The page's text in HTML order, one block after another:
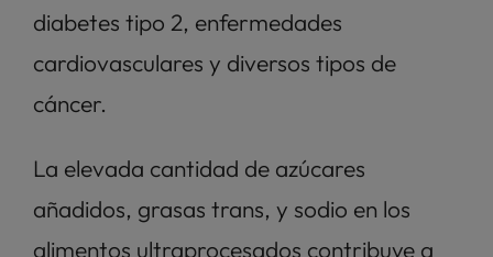
diabetes tipo 2, enfermedades
cardiovasculares y diversos tipos de
cáncer.
La elevada cantidad de azúcares
añadidos, grasas trans, y sodio en los
alimentos ultraprocesados contribuye a